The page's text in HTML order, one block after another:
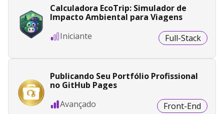
Calculadora EcoTrip: Simulador de
Impacto Ambiental para Viagens
Iniciante
Full-Stack
Publicando Seu Portfólio Profissional
no GitHub Pages
Avançado
Front-End